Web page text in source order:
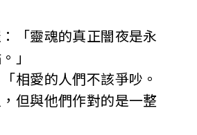
靈魂的真正闇夜是永
」
愛的人們不該爭吵。
但與他們作對的是一整